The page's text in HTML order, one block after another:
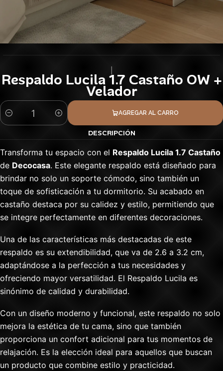
Respaldo Lucila 1.7 Castaño OW +
Velador
Cantidad
AGREGAR AL CARRO
DESCRIPCIÓN
Transforma tu espacio con el Respaldo Lucila 1.7 Castaño
de Decocasa. Este elegante respaldo está diseñado para
brindar no solo un soporte cómodo, sino también un
toque de sofisticación a tu dormitorio. Su acabado en
castaño destaca por su calidez y estilo, permitiendo que
se integre perfectamente en diferentes decoraciones.
Una de las características más destacadas de este
respaldo es su extendibilidad, que va de 2.6 a 3.2 cm,
adaptándose a la perfección a tus necesidades y
ofreciendo mayor versatilidad. El Respaldo Lucila es
sinónimo de calidad y durabilidad.
Con un diseño moderno y funcional, este respaldo no solo
mejora la estética de tu cama, sino que también
proporciona un confort adicional para tus momentos de
relajación. Es la elección ideal para aquellos que buscan
un producto que combine estilo y practicidad.